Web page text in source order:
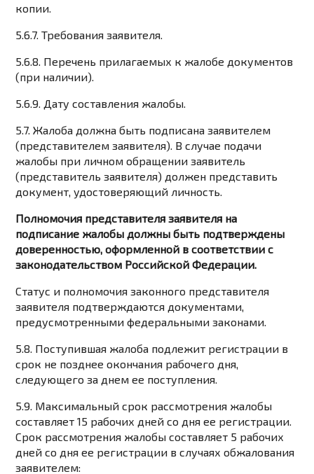
копии.
5.6.7. Требования заявителя.
5.6.8. Перечень прилагаемых к жалобе документов
(при наличии).
5.6.9. Дату составления жалобы.
5.7. Жалоба должна быть подписана заявителем
(представителем заявителя). В случае подачи
жалобы при личном обращении заявитель
(представитель заявителя) должен представить
документ, удостоверяющий личность.
Полномочия представителя заявителя на
подписание жалобы должны быть подтверждены
доверенностью, оформленной в соответствии с
законодательством Российской Федерации.
Статус и полномочия законного представителя
заявителя подтверждаются документами,
предусмотренными федеральными законами.
5.8. Поступившая жалоба подлежит регистрации в
срок не позднее окончания рабочего дня,
следующего за днем ее поступления.
5.9. Максимальный срок рассмотрения жалобы
составляет 15 рабочих дней со дня ее регистрации.
Срок рассмотрения жалобы составляет 5 рабочих
дней со дня ее регистрации в случаях обжалования
заявителем: